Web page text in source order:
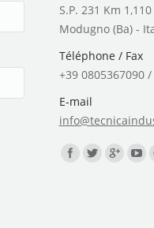
S.P. 231 Km
Modugno (Ba) -
Téléphone / Fax
+39 0805367090
E-mail
Trouvez nous sur